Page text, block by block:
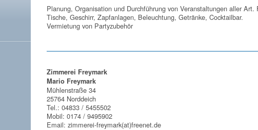
Planung, Organisation und Durchführung von Veranstaltungen aller
Tische, Geschirr, Zapfanlagen, Beleuchtung, Getränke, Cocktailbar.
Vermietung von Partyzubehör
Zimmerei Freymark
Mario Freymark
Mühlenstraße 34
25764 Norddeich
Tel.: 04833 / 5455502
Mobil: 0174 / 9495902
Email: zimmerei-freymark(at)freenet.de